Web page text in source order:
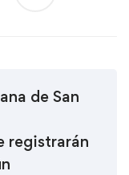
de San
registrarán